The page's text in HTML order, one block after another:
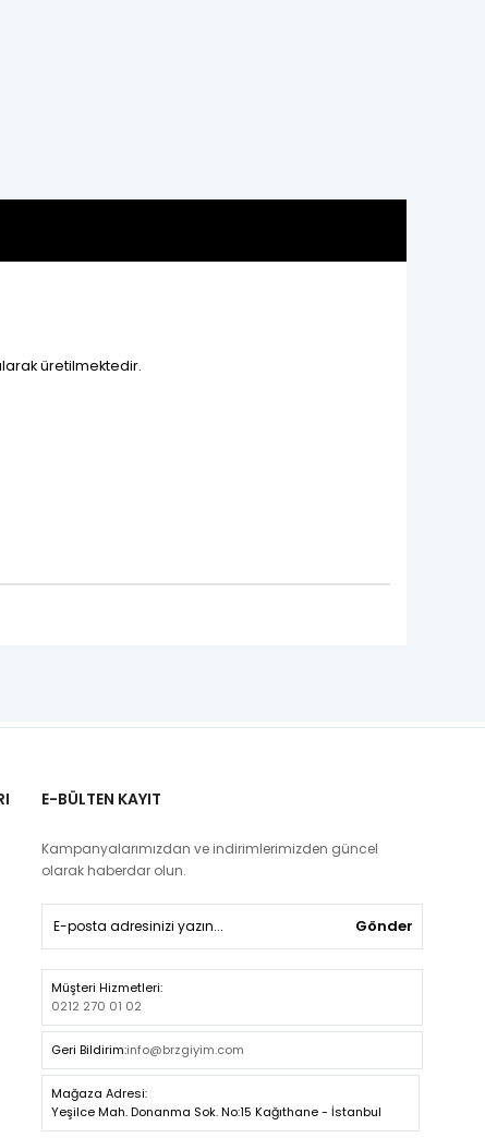
üretilmektedir.
E-BÜLTEN KAYIT
Kampanyalarımızdan ve indirimlerimizden güncel
olarak haberdar olun.
Gönder
Müşteri Hizmetleri:
0212 270 01 02
Geri Bildirim:info@brzgiyim.com
Mağaza Adresi:
Yeşilce Mah. Donanma Sok. No:15 Kağıthane - İstanbul